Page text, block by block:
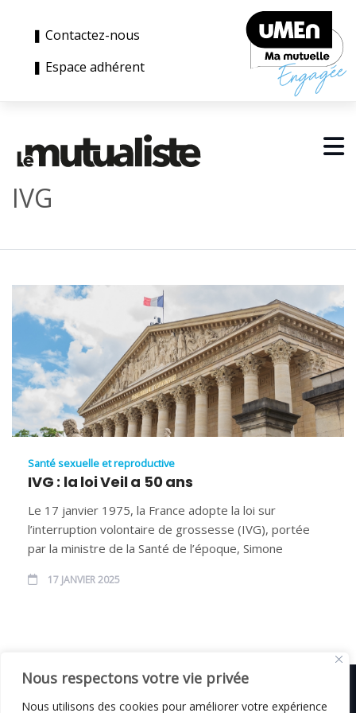
Nous respectons votre vie privée
Nous utilisons des cookies pour améliorer votre expérience
❚ Contactez-nous
❚ Espace adhérent
IVG
Santé sexuelle et reproductive
IVG : la loi Veil a 50 ans
Le 17 janvier 1975, la France adopte la loi sur
l’interruption volontaire de grossesse (IVG), portée
par la ministre de la Santé de l’époque, Simone
17 JANVIER 2025